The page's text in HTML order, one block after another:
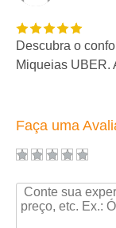
Descubra o
Miqueias UBER.
Faça uma